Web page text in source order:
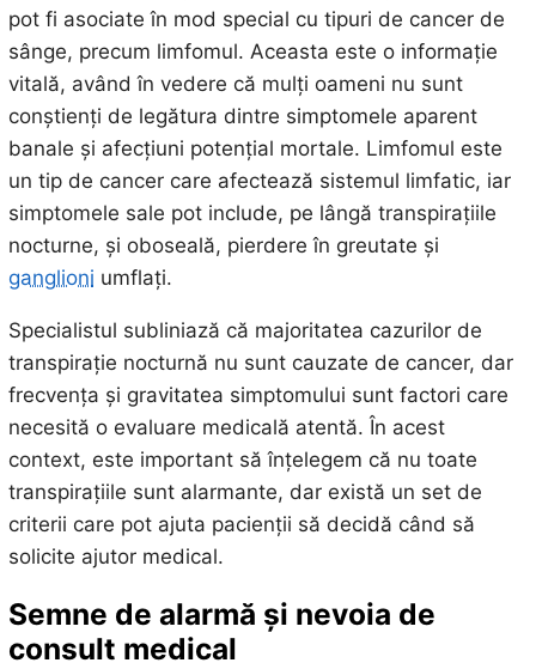
pot fi asociate în mod special cu tipuri de cancer de
sânge, precum limfomul. Aceasta este o informație
vitală, având în vedere că mulți oameni nu sunt
conștienți de legătura dintre simptomele aparent
banale și afecțiuni potențial mortale. Limfomul este
un tip de cancer care afectează sistemul limfatic, iar
simptomele sale pot include, pe lângă transpirațiile
nocturne, și oboseală, pierdere în greutate și
ganglioni umflați.
Specialistul subliniază că majoritatea cazurilor de
transpirație nocturnă nu sunt cauzate de cancer, dar
frecvența și gravitatea simptomului sunt factori care
necesită o evaluare medicală atentă. În acest
context, este important să înțelegem că nu toate
transpirațiile sunt alarmante, dar există un set de
criterii care pot ajuta pacienții să decidă când să
solicite ajutor medical.
Semne de alarmă și nevoia de
consult medical